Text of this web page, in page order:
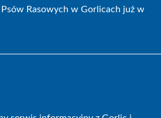
Rasowych w Gorlicach już w